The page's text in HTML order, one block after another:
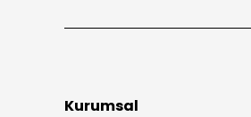
Kurumsal